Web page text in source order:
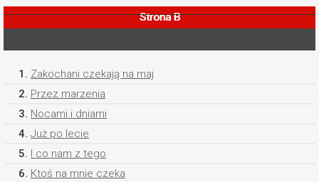
Strona B
1. Zakochani czekają na maj
2. Przez marzenia
3. Nocami i dniami
4. Już po lecie
5. I co nam z tego
6. Ktoś na mnie czeka